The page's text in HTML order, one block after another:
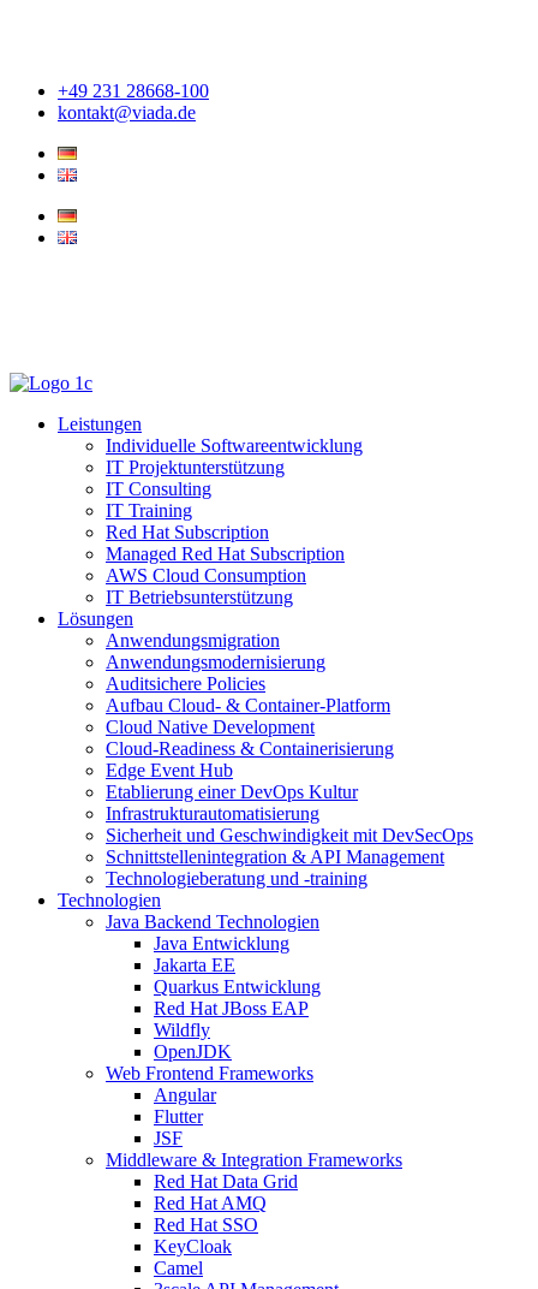
+49 231 28668-100
kontakt@viada.de
Leistungen
Individuelle Softwareentwicklung
IT Projektunterstützung
IT Consulting
IT Training
Red Hat Subscription
Managed Red Hat Subscription
AWS Cloud Consumption
IT Betriebsunterstützung
Lösungen
Anwendungsmigration
Anwendungsmodernisierung
Auditsichere Policies
Aufbau Cloud- & Container-Platform
Cloud Native Development
Cloud-Readiness & Containerisierung
Edge Event Hub
Etablierung einer DevOps Kultur
Infrastrukturautomatisierung
Sicherheit und Geschwindigkeit mit DevSecOps
Schnittstellenintegration & API Management
Technologieberatung und -training
Technologien
Java Backend Technologien
Java Entwicklung
Jakarta EE
Quarkus Entwicklung
Red Hat JBoss EAP
Wildfly
OpenJDK
Web Frontend Frameworks
Angular
Flutter
JSF
Middleware & Integration Frameworks
Red Hat Data Grid
Red Hat AMQ
Red Hat SSO
KeyCloak
Camel